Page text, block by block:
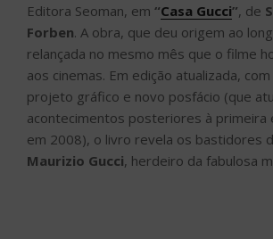
Editora Seoman, em “Casa Gucci”, de
Forben. A obra, que deu origem ao
relançada no mesmo mês que o filme
aos cinemas. Em edição atualizada,
projeto gráfico e novo posfácio (que
acontecimentos posteriores à primeira
em 2008), o livro revela os bastidores
Maurizio Gucci, herdeiro da fabulosa